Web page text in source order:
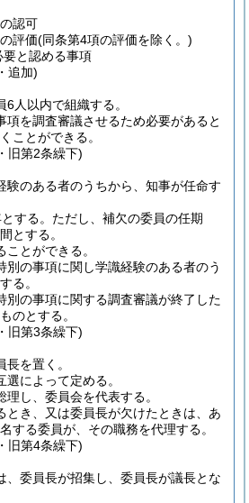
認可
評価(同条第4項の評価を除く。)
と認める事項
追加)
6人以内で組織する。
項を調査審議させるため必要があると
ことができる。
旧第2条繰下)
験のある者のうちから、知事が任命す
する。 ただし、補欠の委員の任期
とする。
とができる。
別の事項に関し学識経験のある者のう
る。
別の事項に関する調査審議が終了した
のとする。
旧第3条繰下)
を置く。
によって定める。
し、委員会を代表する。
とき、又は委員長が欠けたときは、あ
する委員が、その職務を代理する。
旧第4条繰下)
、委員長が招集し、委員長が議長とな